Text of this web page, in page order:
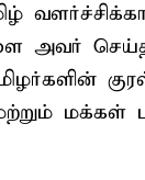
அவர்